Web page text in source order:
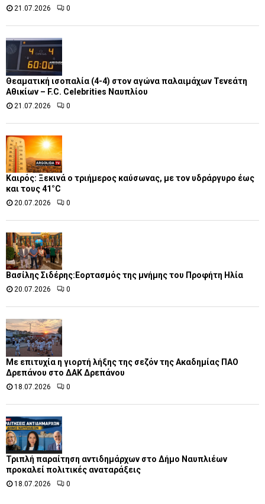
21.07.2026 0
Θεαματική ισοπαλία (4-4) στον αγώνα παλαιμάχων Τενεάτη
Αθικίων – F.C. Celebrities Ναυπλίου
21.07.2026 0
Καιρός: Ξεκινά ο τριήμερος καύσωνας, με τον υδράργυρο έως
και τους 41°C
20.07.2026 0
Βασίλης Σιδέρης:Εορτασμός της μνήμης του Προφήτη Ηλία
20.07.2026 0
Με επιτυχία η γιορτή λήξης της σεζόν της Ακαδημίας ΠΑΟ
Δρεπάνου στο ΔΑΚ Δρεπάνου
18.07.2026 0
Τριπλή παραίτηση αντιδημάρχων στο Δήμο Ναυπλιέων
προκαλεί πολιτικές αναταράξεις
18.07.2026 0